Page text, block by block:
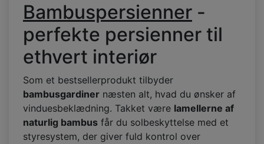
Bambuspersienner -
perfekte persienner til
ethvert interiør
Som et bestsellerprodukt tilbyder
bambusgardiner næsten alt, hvad du ønsker af
vinduesbeklædning. Takket være lamellerne af
naturlig bambus får du solbeskyttelse med et
styresystem, der giver fuld kontrol over